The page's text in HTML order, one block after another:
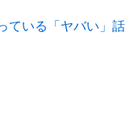
ている「ヤバい」話